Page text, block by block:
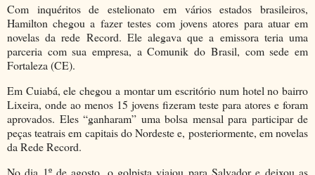
Com inquéritos de estelionato em vários estados brasileiros,
Hamilton chegou a fazer testes com jovens atores para atuar em
novelas da rede Record. Ele alegava que a emissora teria uma
parceria com sua empresa, a Comunik do Brasil, com sede em
Fortaleza (CE).
Em Cuiabá, ele chegou a montar um escritório num hotel no bairro
Lixeira, onde ao menos 15 jovens fizeram teste para atores e foram
aprovados. Eles “ganharam” uma bolsa mensal para participar de
peças teatrais em capitais do Nordeste e, posteriormente, em novelas
da Rede Record.
No dia 1º de agosto, o golpista viajou para Salvador e deixou as